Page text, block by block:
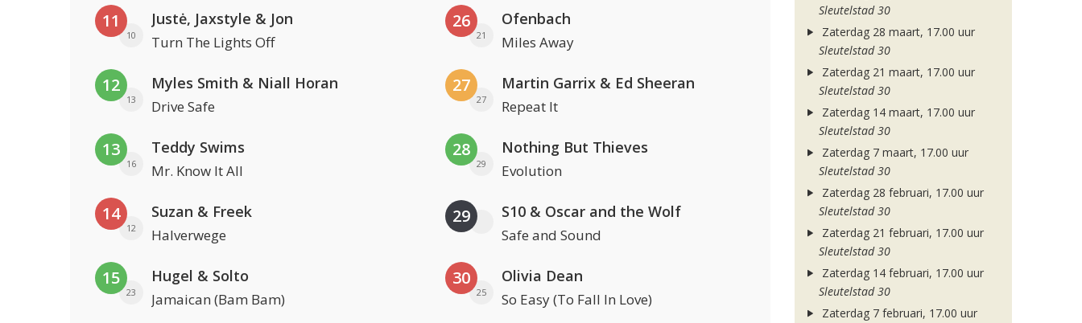
11
10
Justė, Jaxstyle & Jon
Turn The Lights Off
12
13
Myles Smith & Niall Horan
Drive Safe
13
16
Teddy Swims
Mr. Know It All
14
12
Suzan & Freek
Halverwege
15
23
Hugel & Solto
Jamaican (Bam Bam)
26
21
Ofenbach
Miles Away
27
27
Martin Garrix & Ed Sheeran
Repeat It
28
29
Nothing But Thieves
Evolution
29 S10 & Oscar and the Wolf
Safe and Sound
30
25
Olivia Dean
So Easy (To Fall In Love)
Sleutelstad 30
Zaterdag 28 maart, 17.00 uur
Sleutelstad 30
Zaterdag 21 maart, 17.00 uur
Sleutelstad 30
Zaterdag 14 maart, 17.00 uur
Sleutelstad 30
Zaterdag 7 maart, 17.00 uur
Sleutelstad 30
Zaterdag 28 februari, 17.00 uur
Sleutelstad 30
Zaterdag 21 februari, 17.00 uur
Sleutelstad 30
Zaterdag 14 februari, 17.00 uur
Sleutelstad 30
Zaterdag 7 februari, 17.00 uur